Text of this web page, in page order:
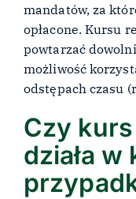
mandatów, za
opłacone. Kursu
powtarzać
możliwość
odstępach czasu
Czy
działa w